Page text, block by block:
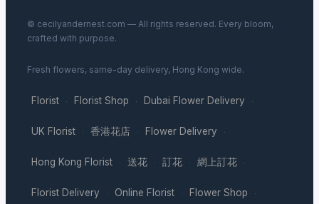
© cecilyandernest.com — All rights reserved. Every bloom,
crafted with purpose.
Fresh flowers, same-day delivery, Hong Kong wide.
Florist · Florist Shop · Dubai Flower Delivery ·
UK Florist · 香港花店 · Flower Delivery ·
Hong Kong Florist · 送花 · 訂花 · 網上訂花 ·
Florist Delivery · Online Florist · Flower Shop ·